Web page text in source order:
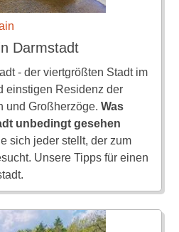
Darmstadt
- der viertgrößten Stadt im
einstigen Residenz der
und Großherzöge. Was
unbedingt gesehen
sich jeder stellt, der zum
Unsere Tipps für einen